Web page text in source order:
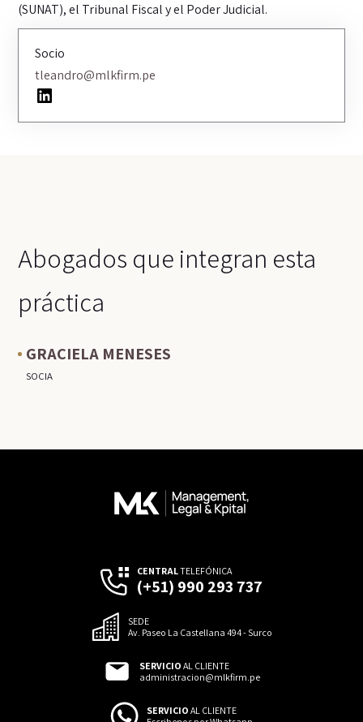
(SUNAT), el Tribunal Fiscal y el Poder Judicial.
Socio
tleandro@mlkfirm.pe
Abogados que integran esta
práctica
GRACIELA MENESES
SOCIA
CENTRALTELEFÓNICA
(+51) 990 293 737
SEDE
Av. Paseo La Castellana 494 - Surco
SERVICIO AL CLIENTE
administracion@mlkfirm.pe
SERVICIO AL CLIENTE